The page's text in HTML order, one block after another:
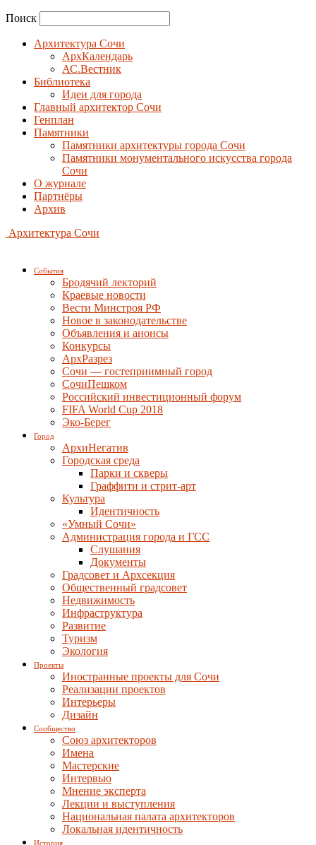
Поиск
Архитектура Сочи
АрхКалендарь
АС.Вестник
Библиотека
Идеи для города
Главный архитектор Сочи
Генплан
Памятники
Памятники архитектуры города Сочи
Памятники монументального искусства города
Сочи
О журнале
Партнёры
Архив
Архитектура Сочи
События
Бродячий лекторий
Краевые новости
Вести Минстроя РФ
Новое в законодательстве
Объявления и анонсы
Конкурсы
АрхРазрез
Сочи — гостеприимный город
СочиПешком
Российский инвестиционный форум
FIFA World Cup 2018
Эко-Берег
Город
АрхиНегатив
Городская среда
Парки и скверы
Граффити и стрит-арт
Культура
Идентичность
«Умный Сочи»
Администрация города и ГСС
Слушания
Документы
Градсовет и Архсекция
Общественный градсовет
Недвижимость
Инфраструктура
Развитие
Туризм
Экология
Проекты
Иностранные проекты для Сочи
Реализации проектов
Интерьеры
Дизайн
Сообщество
Союз архитекторов
Имена
Мастерские
Интервью
Мнение эксперта
Лекции и выступления
Национальная палата архитекторов
Локальная идентичность
История